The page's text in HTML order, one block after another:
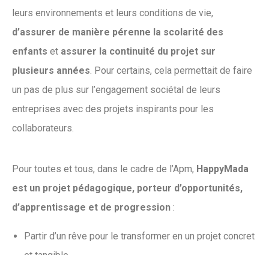
leurs environnements et leurs conditions de vie,
d’assurer de manière pérenne la scolarité des
enfants et assurer la continuité du projet sur
plusieurs années . Pour certains, cela permettait de faire
un pas de plus sur l’engagement sociétal de leurs
entreprises avec des projets inspirants pour les
collaborateurs.
Pour toutes et tous, dans le cadre de l’Apm, HappyMada
est un projet pédagogique, porteur d’opportunités,
d’apprentissage et de progression :
Partir d’un rêve pour le transformer en un projet concret